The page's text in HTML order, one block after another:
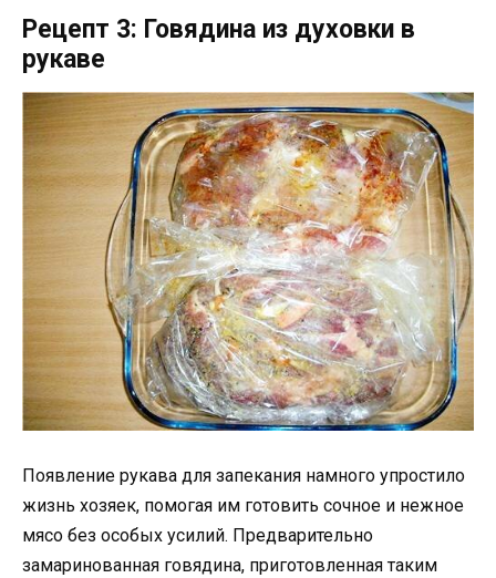
Рецепт 3: Говядина из духовки в
рукаве
Появление рукава для запекания намного упростило
жизнь хозяек, помогая им готовить сочное и нежное
мясо без особых усилий. Предварительно
замаринованная говядина, приготовленная таким